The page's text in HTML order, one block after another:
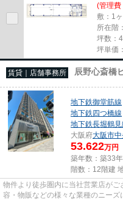
(管理
敷：1
所在階
坪数：
坪単価：
賃貸｜店舗事務所 辰野心斎橋
地下鉄御堂筋線
地下鉄四つ橋線
地下鉄長堀鶴
大阪府大阪市
53.622万円
築年数：築33年
階数：12階建
物件より徒歩圏内に当社営業店が
容・物販などの様々な業種のニーズ